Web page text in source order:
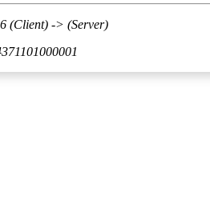
(Client) -> (Server)